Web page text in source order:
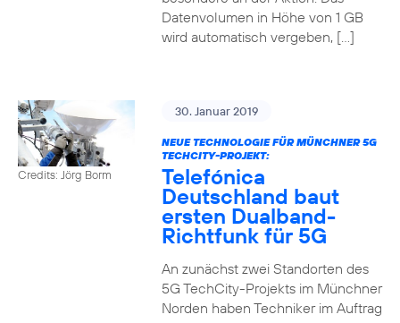
Datenvolumen in Höhe von 1 GB
wird automatisch vergeben, […]
Credits: Jörg Borm
30. Januar 2019
NEUE TECHNOLOGIE FÜR MÜNCHNER 5G
TECHCITY-PROJEKT:
Telefónica
Deutschland baut
ersten Dualband-
Richtfunk für 5G
An zunächst zwei Standorten des
5G TechCity-Projekts im Münchner
Norden haben Techniker im Auftrag